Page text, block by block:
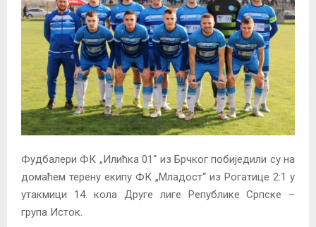
Фудбалери ФК „Илићка 01“ из Брчког побиједили су на
домаћем терену екипу ФК „Младост“ из Рогатице 2:1 у
утакмици 14. кола Друге лиге Републике Српске –
група Исток.